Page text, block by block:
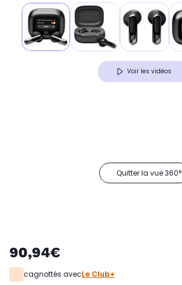
Voir les vidéos
Quitter la vue 360°
90,94€
cagnottés avecLe Club+